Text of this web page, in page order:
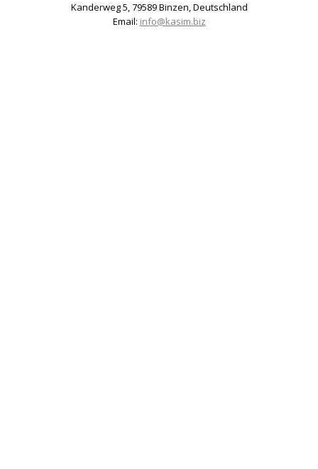
Kanderweg 5,79589 Binzen,Deutschland
Email: info@kasim.biz